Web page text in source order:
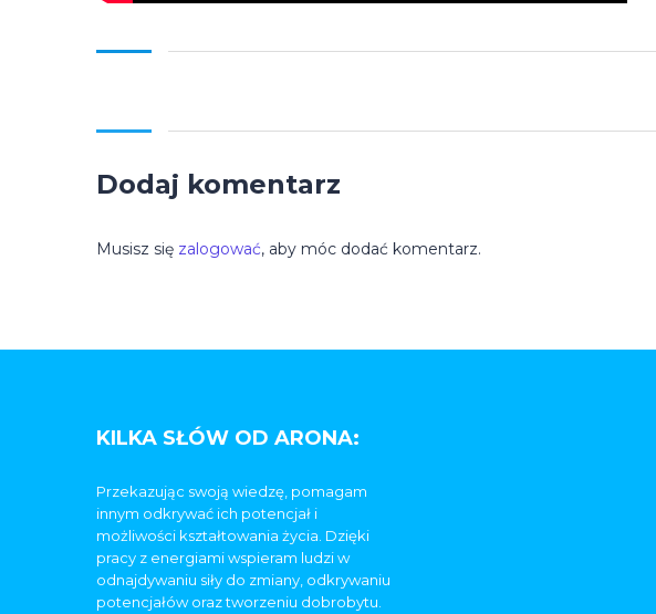
Dodaj komentarz
Musisz się zalogować, aby móc dodać komentarz.
KILKA SŁÓW OD ARONA:
Przekazując swoją wiedzę, pomagam
innym odkrywać ich potencjał i
możliwości kształtowania życia. Dzięki
pracy z energiami wspieram ludzi w
odnajdywaniu siły do zmiany, odkrywaniu
potencjałów oraz tworzeniu dobrobytu.